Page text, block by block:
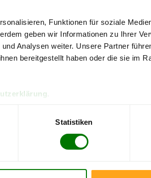
Funktionen für soziale
geben wir Informationen zu Ihrer
Analysen weiter. Unsere Partner
bereitgestellt haben oder die sie im
Statistiken